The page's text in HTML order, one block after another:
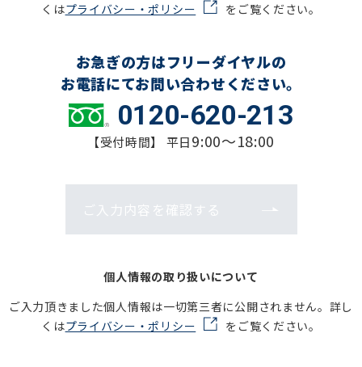
くはプライバシー・ポリシー をご覧ください。
お急ぎの方はフリーダイヤルの
お電話にてお問い合わせください。
0120-620-213
【受付時間】 平日9:00～18:00
ご入力内容を確認する
個人情報の取り扱いについて
ご入力頂きました個人情報は一切第三者に公開されません。詳し
くはプライバシー・ポリシー をご覧ください。